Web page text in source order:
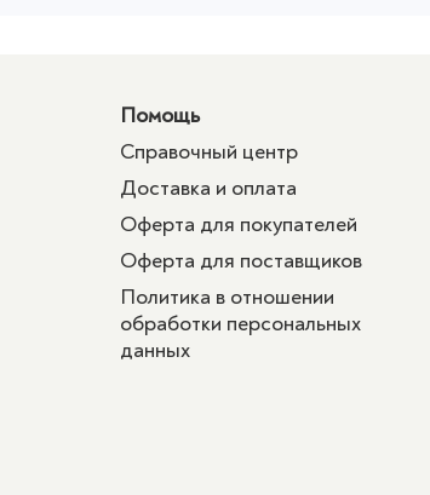
Помощь
Справочный центр
Доставка и оплата
Оферта для покупателей
Оферта для поставщиков
Политика в отношении
обработки персональных
данных